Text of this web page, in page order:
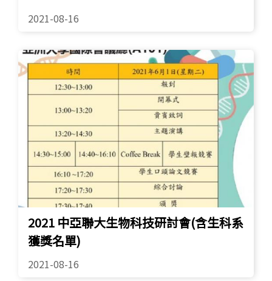
2021-08-16
2021 中亞聯大生物科技研討會(含生科系
獲獎名單)
2021-08-16